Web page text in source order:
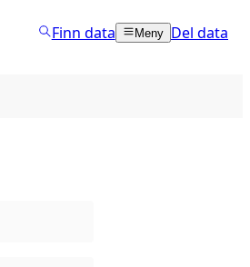
Finn data Meny Del data